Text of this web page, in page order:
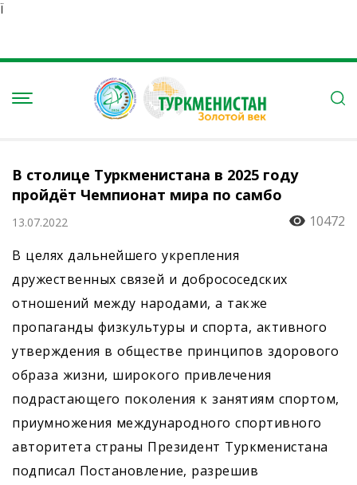
Ï
В столице Туркменистана в 2025 году
пройдёт Чемпионат мира по самбо
13.07.2022
10472
В целях дальнейшего укрепления
дружественных связей и добрососедских
отношений между народами, а также
пропаганды физкультуры и спорта, активного
утверждения в обществе принципов здорового
образа жизни, широкого привлечения
подрастающего поколения к занятиям спортом,
приумножения международного спортивного
авторитета страны Президент Туркменистана
подписал Постановление, разрешив